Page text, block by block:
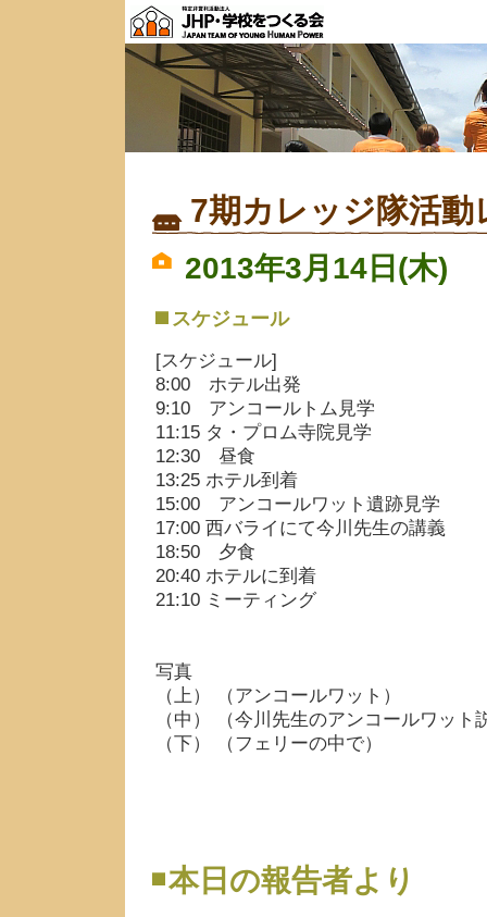
7期カレッジ隊活動
2013年3月14日(木)
スケジュール
[スケジュール]
8:00 ホテル出発
9:10 アンコールトム見学
11:15 タ・プロム寺院見学
12:30 昼食
13:25 ホテル到着
15:00 アンコールワット遺跡見学
17:00 西バライにて今川先生の講義
18:50 夕食
20:40 ホテルに到着
21:10 ミーティング
写真
（上） （アンコールワット）
（中） （今川先生のアンコールワット
（下） （フェリーの中で）
本日の報告者より